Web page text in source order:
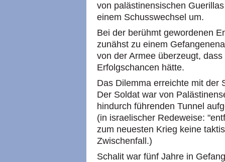
von palästinensischen
einem Schusswechsel um.
Bei der berühmt gewordenen
zunähst zu einem
von der Armee überzeugt,
Erfolgschancen hätte.
Das Dilemma erreichte mit der
Der Soldat war von
hindurch führenden Tunnel
(in israelischer Redeweise:
zum neuesten Krieg keine
Zwischenfall.)
Schalit war fünf Jahre in